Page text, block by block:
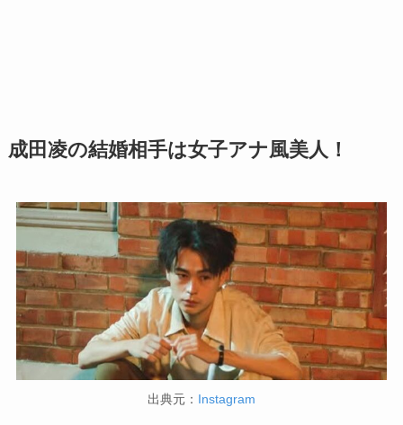
成田凌の結婚相手は女子アナ風美人！
出典元： Instagram